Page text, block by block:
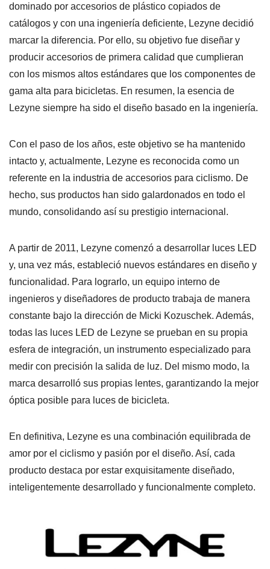
dominado por accesorios de plástico copiados de
catálogos y con una ingeniería deficiente, Lezyne decidió
marcar la diferencia. Por ello, su objetivo fue diseñar y
producir accesorios de primera calidad que cumplieran
con los mismos altos estándares que los componentes de
gama alta para bicicletas. En resumen, la esencia de
Lezyne siempre ha sido el diseño basado en la ingeniería.
Con el paso de los años, este objetivo se ha mantenido
intacto y, actualmente, Lezyne es reconocida como un
referente en la industria de accesorios para ciclismo. De
hecho, sus productos han sido galardonados en todo el
mundo, consolidando así su prestigio internacional.
A partir de 2011, Lezyne comenzó a desarrollar luces LED
y, una vez más, estableció nuevos estándares en diseño y
funcionalidad. Para lograrlo, un equipo interno de
ingenieros y diseñadores de producto trabaja de manera
constante bajo la dirección de Micki Kozuschek. Además,
todas las luces LED de Lezyne se prueban en su propia
esfera de integración, un instrumento especializado para
medir con precisión la salida de luz. Del mismo modo, la
marca desarrolló sus propias lentes, garantizando la mejor
óptica posible para luces de bicicleta.
En definitiva, Lezyne es una combinación equilibrada de
amor por el ciclismo y pasión por el diseño. Así, cada
producto destaca por estar exquisitamente diseñado,
inteligentemente desarrollado y funcionalmente completo.